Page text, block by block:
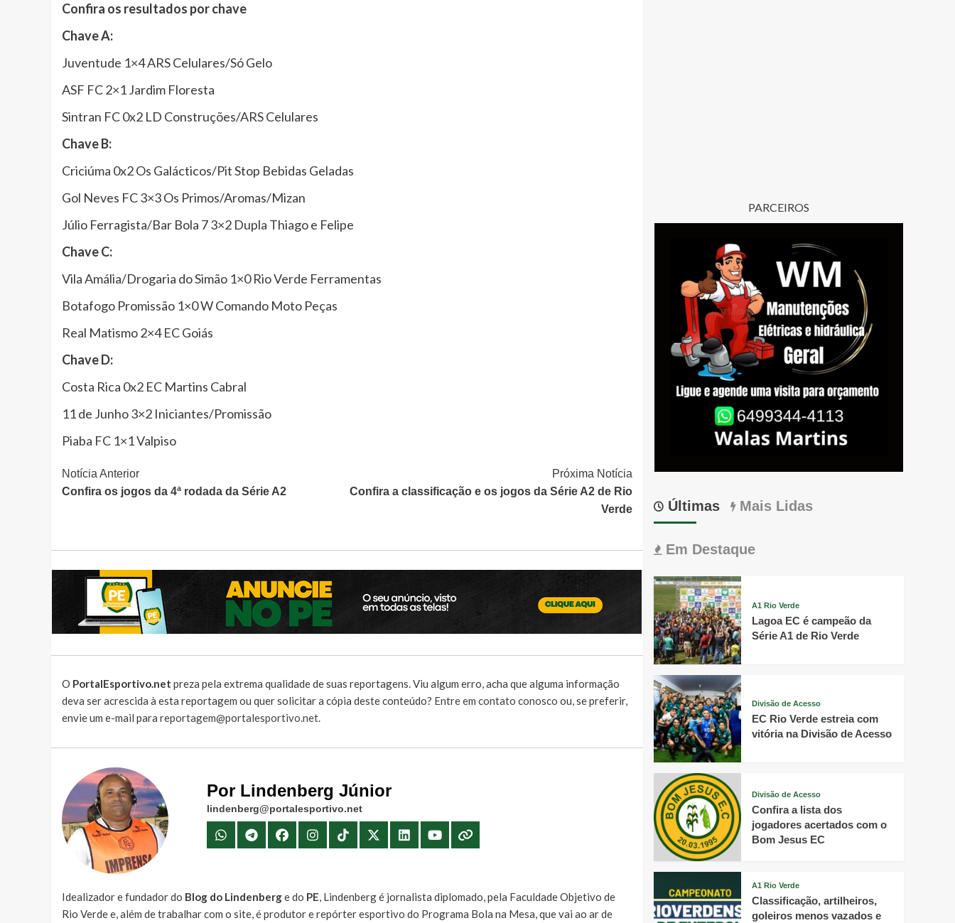
Confira os resultados por chave
Chave A:
Juventude 1×4 ARS Celulares/Só Gelo
ASF FC 2×1 Jardim Floresta
Sintran FC 0x2 LD Construções/ARS Celulares
Chave B:
Criciúma 0x2 Os Galácticos/Pit Stop Bebidas Geladas
Gol Neves FC 3×3 Os Primos/Aromas/Mizan
Júlio Ferragista/Bar Bola 7 3×2 Dupla Thiago e Felipe
Chave C:
Vila Amália/Drogaria do Simão 1×0 Rio Verde Ferramentas
Botafogo Promissão 1×0 W Comando Moto Peças
Real Matismo 2×4 EC Goiás
Chave D:
Costa Rica 0x2 EC Martins Cabral
11 de Junho 3×2 Iniciantes/Promissão
Piaba FC 1×1 Valpiso
Continue
Lendo
Notícia Anterior
Confira os jogos da 4ª rodada da Série A2
Próxima Notícia
Confira a classificação e os jogos da Série A2 de Rio
Verde
O PortalEsportivo.net preza pela extrema qualidade de suas reportagens. Viu algum erro, acha que alguma informação
deva ser acrescida à esta reportagem ou quer solicitar a cópia deste conteúdo? Entre em contato conosco ou, se preferir,
envie um e-mail para reportagem@portalesportivo.net.
Por Lindenberg Júnior
lindenberg@portalesportivo.net
Idealizador e fundador do Blog do Lindenberge do PE, Lindenberg é jornalista diplomado, pela Faculdade Objetivo de
Rio Verde e, além de trabalhar com o site, é produtor e repórter esportivo do Programa Bola na Mesa, que vai ao ar de
PARCEIROS
Últimas Mais Lidas
Em Destaque
A1 Rio Verde
Lagoa EC é campeão da
Série A1 de Rio Verde
Divisão de Acesso
EC Rio Verde estreia com
vitória na Divisão de Acesso
Divisão de Acesso
Confira a lista dos
jogadores acertados com o
Bom Jesus EC
A1 Rio Verde
Classificação, artilheiros,
goleiros menos vazados e